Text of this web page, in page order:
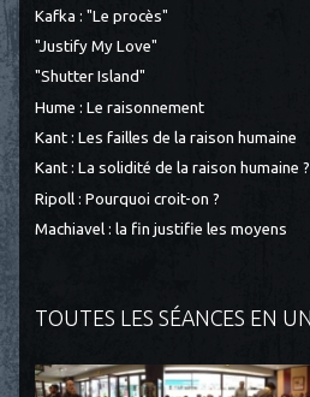
Kafka : "Le procès"
"Justify My Love"
"Shutter Island"
Hume : Le raisonnement
Kant : Les failles de la raison humaine
Kant : La solidité de la raison humaine ?
Ripoll : Pourquoi croit-on ?
Machiavel : la fin justifie les moyens
TOUTES LES SÉANCES EN